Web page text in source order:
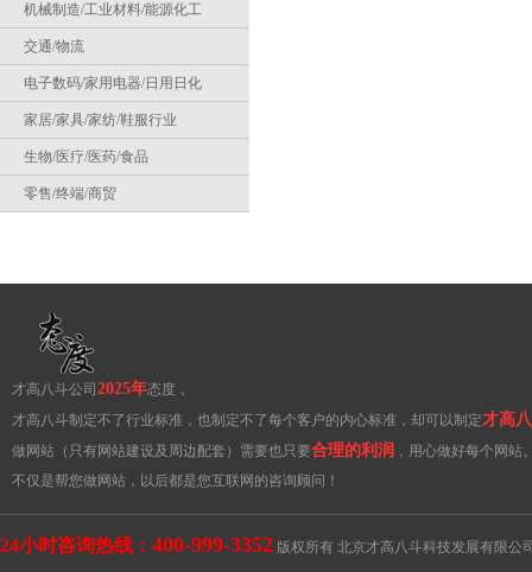
机械制造/工业材料/能源化工
交通/物流
电子数码/家用电器/日用日化
家居/家具/家纺/鞋服行业
生物/医疗/医药/食品
零售/终端/商贸
才高八斗公司 2025年态度，
才高八斗制定不了行业标准，也制定不了每个客户的内心标准，却可以制定才高
做网站（只有网站建设及周边配套）需要也只要合理的利润 ，用心做好每个网站
不仅是帮您做网站，以后都是您互联网的咨询顾问！
24小时咨询热线： 400-999-3352 版权所有 北京才高八斗科技发展有限公